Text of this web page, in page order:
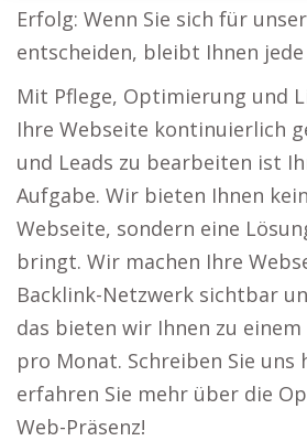
Erfolg: Wenn Sie sich für
entscheiden, bleibt Ihnen
Mit Pflege, Optimierung und
Ihre Webseite kontinuierlich
und Leads zu bearbeiten ist
Aufgabe. Wir bieten Ihnen
Webseite, sondern eine
bringt. Wir machen Ihre
Backlink-Netzwerk sichtbar
das bieten wir Ihnen zu
pro Monat. Schreiben Sie uns
erfahren Sie mehr über die
Web-Präsenz!